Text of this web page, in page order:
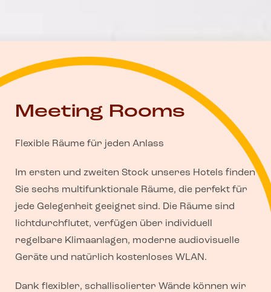
Meeting Rooms
Flexible Räume für jeden Anlass
Im ersten und zweiten Stock unseres Hotels finden
Sie sechs multifunktionale Räume, die perfekt für
jede Gelegenheit geeignet sind. Die Räume sind
lichtdurchflutet, verfügen über individuell
regelbare Klimaanlagen, moderne audiovisuelle
Geräte und natürlich kostenloses WLAN.
Dank flexibler, schallisolierter Wände können wir